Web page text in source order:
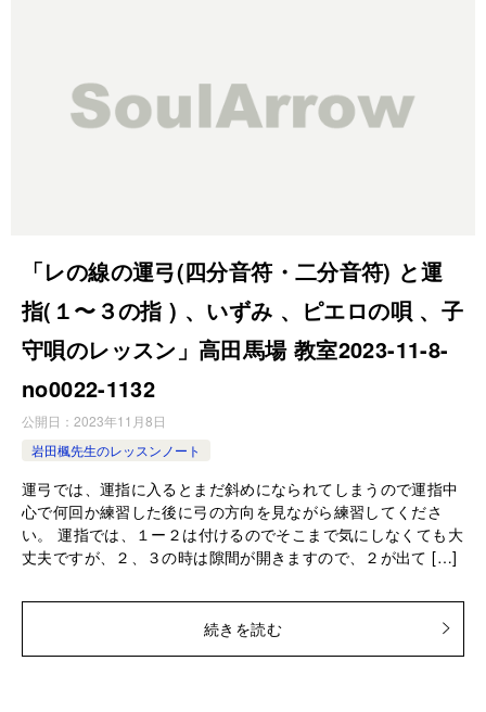
「レの線の運弓(四分音符・二分音符) と運
指(１〜３の指 ) 、いずみ 、ピエロの唄 、子
守唄のレッスン」高田馬場 教室2023-11-8-
no0022-1132
公開日： 2023年11月8日
岩田楓先生のレッスンノート
運弓では、運指に入るとまだ斜めになられてしまうので運指中
心で何回か練習した後に弓の方向を見ながら練習してくださ
い。 運指では、１ー２は付けるのでそこまで気にしなくても大
丈夫ですが、２、３の時は隙間が開きますので、２が出て […]
続きを読む